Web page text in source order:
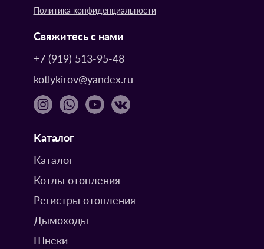
Политика конфиденциальности
Свяжитесь с нами
+7 (919) 513-95-48
kotlykirov@yandex.ru
Каталог
Каталог
Котлы отопления
Регистры отопления
Дымоходы
Шнеки